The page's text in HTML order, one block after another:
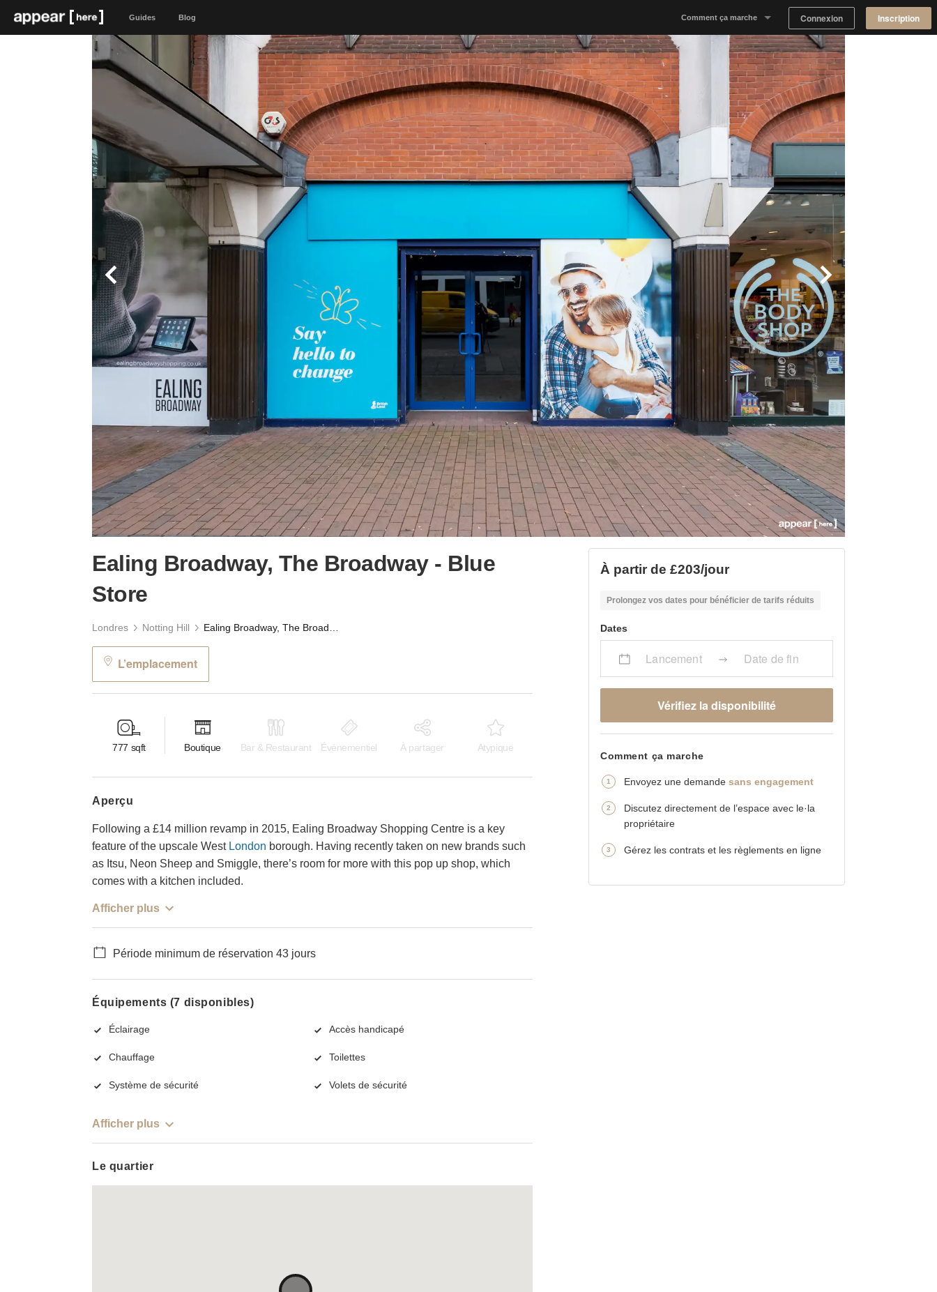
Guides Blog Comment ça marche
Notre concept
Proposer un espace
Trouver un espace
Tableau de Bord Propriétaire
Connexion Inscription
Ealing Broadway, The Broadway - Blue
Store
Londres Notting Hill
L’emplacement
777 sqft Boutique Bar & Restaurant Événementiel À partager Atypique
aperçu
Following a £14 million revamp in 2015, Ealing Broadway Shopping Centre is a key
feature of the upscale West London borough. Having recently taken on new brands such
as Itsu, Neon Sheep and Smiggle, there’s room for more with this pop up shop, which
comes with a kitchen included.
Afficher plus
Période minimum de réservation 43 jours
Équipements (7 disponibles)
Éclairage Accès handicapé
Chauffage Toilettes
Système de sécurité Volets de sécurité
Afficher plus
Le quartier
À partir de £203/jour
Prolongez vos dates pour bénéficier de tarifs réduits
Dates
Lancement Date de fin
Vérifiez la disponibilité
Comment ça marche
Envoyez une demandesans engagement
Discutez directement de l’espace avec le·la
propriétaire
Gérez les contrats et les règlements en ligne